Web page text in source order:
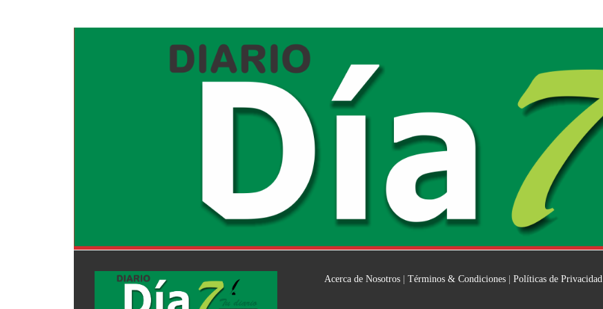
Acerca de Nosotros |Términos & Condiciones |Políticas de Privacidad